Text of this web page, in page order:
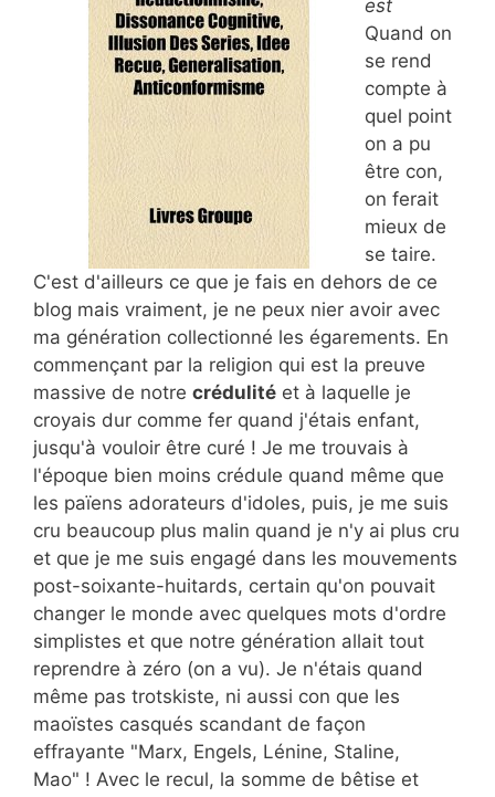
est
Quand on
se rend
compte à
quel point
on a pu
être con,
on ferait
mieux de
se taire.
C'est d'ailleurs ce que je fais en dehors de ce
blog mais vraiment, je ne peux nier avoir avec
ma génération collectionné les égarements. En
commençant par la religion qui est la preuve
massive de notre crédulité et à laquelle je
croyais dur comme fer quand j'étais enfant,
jusqu'à vouloir être curé ! Je me trouvais à
l'époque bien moins crédule quand même que
les païens adorateurs d'idoles, puis, je me suis
cru beaucoup plus malin quand je n'y ai plus cru
et que je me suis engagé dans les mouvements
post-soixante-huitards, certain qu'on pouvait
changer le monde avec quelques mots d'ordre
simplistes et que notre génération allait tout
reprendre à zéro (on a vu). Je n'étais quand
même pas trotskiste, ni aussi con que les
maoïstes casqués scandant de façon
effrayante "Marx, Engels, Lénine, Staline,
Mao" ! Avec le recul, la somme de bêtise et